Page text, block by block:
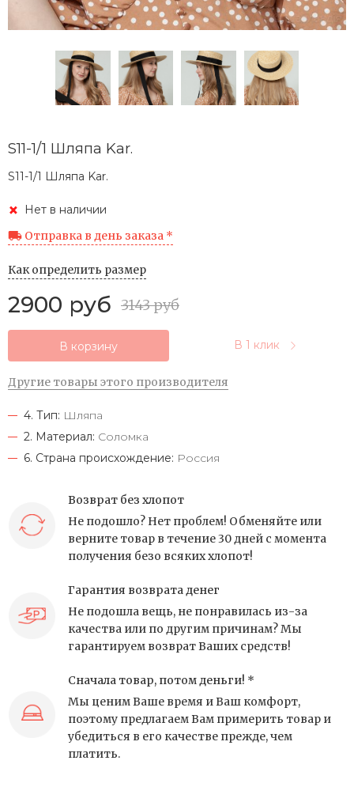
S11-1/1 Шляпа Kar.
S11-1/1 Шляпа Kar.
Нет в наличии
Отправка в день заказа *
Как определить размер
2900 руб 3143 руб
В корзину В 1 клик
Другие товары этого производителя
4. Тип: Шляпа
2. Материал: Соломка
6. Страна происхождение: Россия
Возврат без хлопот
Не подошло? Нет проблем! Обменяйте или
верните товар в течение 30 дней с момента
получения безо всяких хлопот!
Гарантия возврата денег
Не подошла вещь, не понравилась из-за
качества или по другим причинам? Мы
гарантируем возврат Ваших средств!
Сначала товар, потом деньги! *
Мы ценим Ваше время и Ваш комфорт,
поэтому предлагаем Вам примерить товар и
убедиться в его качестве прежде, чем
платить.